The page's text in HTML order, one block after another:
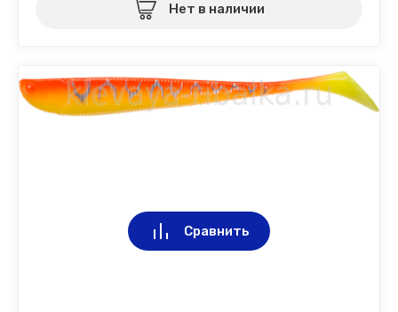
Нет в наличии
Сравнить